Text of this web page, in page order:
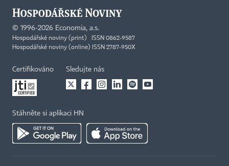
© 1996-2026 Economia, a.s.
Hospodářské noviny (print) ISSN 0862-9587
Hospodářské noviny (online) ISSN 2787-950X
Certifikováno Sledujte nás
Stáhněte si aplikaci HN